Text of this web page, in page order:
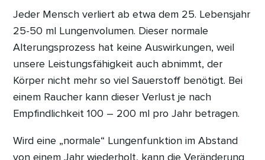
Jeder Mensch verliert ab etwa dem 25. Lebensjahr
25-50 ml Lungenvolumen. Dieser normale
Alterungsprozess hat keine Auswirkungen, weil
unsere Leistungsfähigkeit auch abnimmt, der
Körper nicht mehr so viel Sauerstoff benötigt. Bei
einem Raucher kann dieser Verlust je nach
Empfindlichkeit 100 – 200 ml pro Jahr betragen.
Wird eine „normale“ Lungenfunktion im Abstand
von einem Jahr wiederholt, kann die Veränderung